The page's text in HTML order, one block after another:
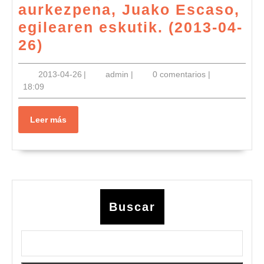
aurkezpena, Juako Escaso,
egilearen eskutik. (2013-04-
26)
de
poesía
“Mañana
sin
amo”
poema-
aurkezpena,
Escaso,
eskutik.
2013-04-262013-
26
| admin admin
| 0 comentarios |
18:09
Leer más
más
Buscar